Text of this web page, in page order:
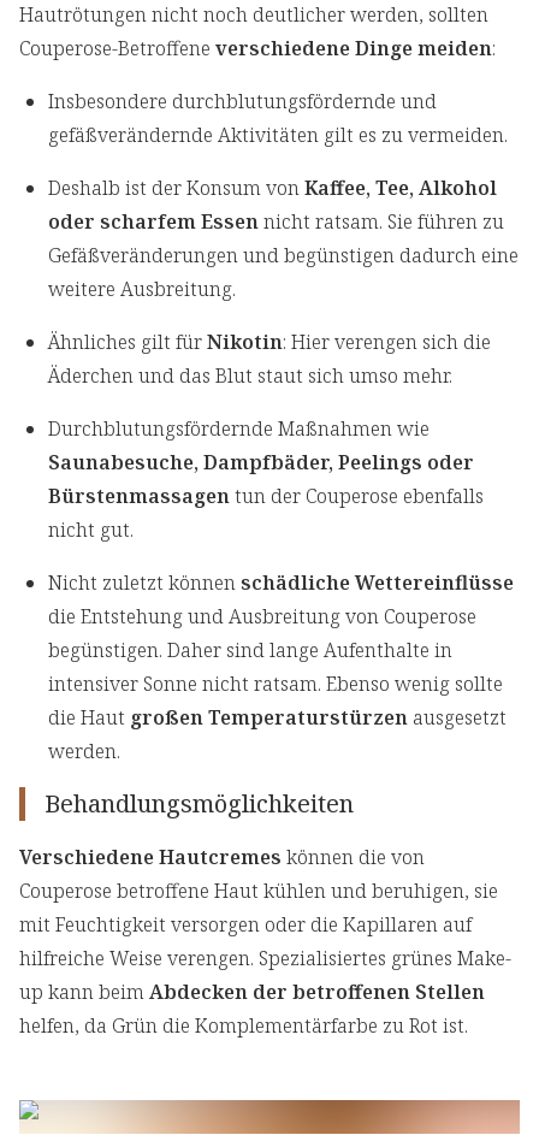
Hautrötungen nicht noch deutlicher werden, sollten
Couperose-Betroffene verschiedene Dinge meiden:
Insbesondere durchblutungsfördernde und
gefäßverändernde Aktivitäten gilt es zu vermeiden.
Deshalb ist der Konsum vonKaffee, Tee, Alkohol
oder scharfem Essennicht ratsam. Sie führen zu
Gefäßveränderungen und begünstigen dadurch eine
weitere Ausbreitung.
Ähnliches gilt fürNikotin: Hier verengen sich die
Äderchen und das Blut staut sich umso mehr.
Durchblutungsfördernde Maßnahmen wie
Saunabesuche, Dampfbäder, Peelings oder
Bürstenmassagentun der Couperose ebenfalls
nicht gut.
Nicht zuletzt könnenschädliche Wettereinflüsse
die Entstehung und Ausbreitung von Couperose
begünstigen. Daher sind lange Aufenthalte in
intensiver Sonne nicht ratsam. Ebenso wenig sollte
die Haut großen Temperaturstürzen ausgesetzt
werden.
Behandlungsmöglichkeiten
Verschiedene Hautcremes können die von
Couperose betroffene Haut kühlen und beruhigen, sie
mit Feuchtigkeit versorgen oder die Kapillaren auf
hilfreiche Weise verengen. Spezialisiertes grünes Make-
up kann beimAbdecken der betroffenen Stellen
helfen, da Grün die Komplementärfarbe zu Rot ist.